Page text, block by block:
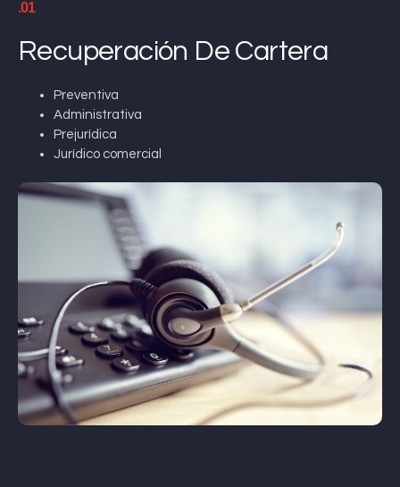
.01
Recuperación De Cartera
Preventiva
Administrativa
Prejurídica
Jurídico comercial